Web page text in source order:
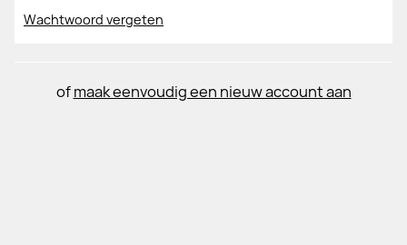
Wachtwoord vergeten
ofmaak eenvoudig een nieuw account aan